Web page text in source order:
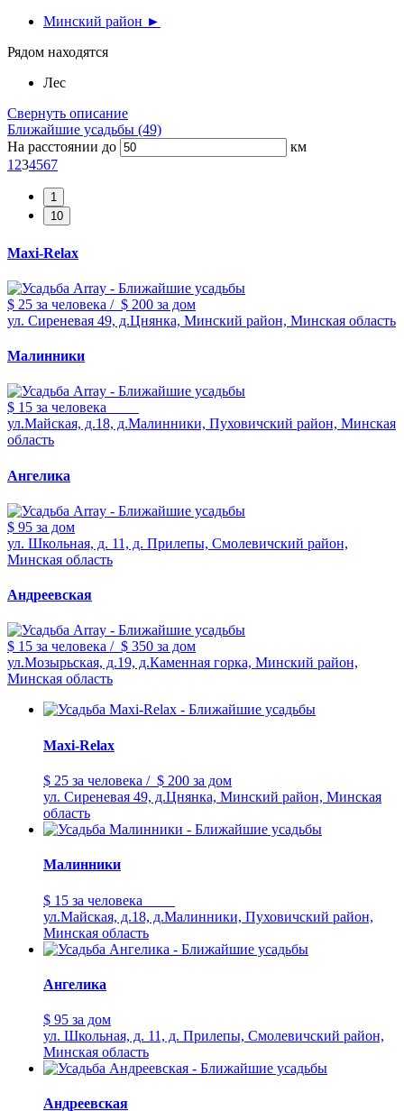
Минский район ►
Рядом находятся
Лес
Свернуть описание
Ближайшие усадьбы (49)
На расстоянии до
км
1 234567
Maxi-Relax
$ 25 за человека / $ 200 за дом
ул. Сиреневая 49, д.Цнянка, Минский район, Минская область
Малинники
$ 15 за человека
ул.Майская, д.18, д.Малинники, Пуховичский район, Минская
область
Ангелика
$ 95 за дом
ул. Школьная, д. 11, д. Прилепы, Смолевичский район,
Минская область
Андреевская
$ 15 за человека / $ 350 за дом
ул.Мозырьская, д.19, д.Каменная горка, Минский район,
Минская область
Maxi-Relax
$ 25 за человека / $ 200 за дом
ул. Сиреневая 49, д.Цнянка, Минский район, Минская
область
Малинники
$ 15 за человека
ул.Майская, д.18, д.Малинники, Пуховичский район,
Минская область
Ангелика
$ 95 за дом
ул. Школьная, д. 11, д. Прилепы, Смолевичский район,
Минская область
Андреевская